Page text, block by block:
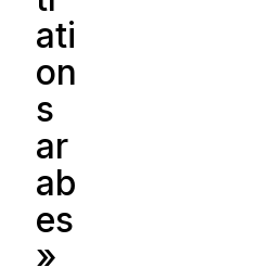
ati
on
s
ar
ab
es
»